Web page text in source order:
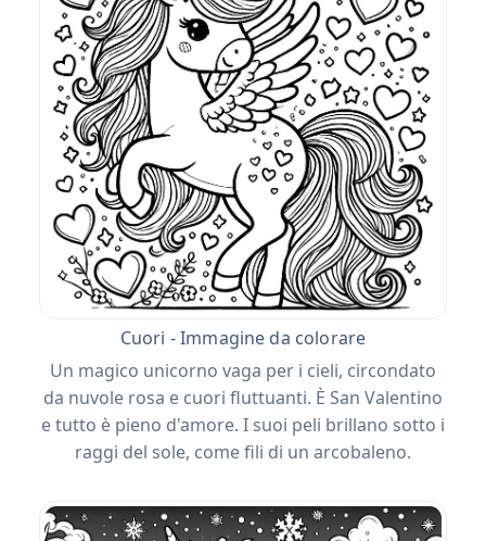
Cuori - Immagine da colorare
Un magico unicorno vaga per i cieli, circondato
da nuvole rosa e cuori fluttuanti. È San Valentino
e tutto è pieno d'amore. I suoi peli brillano sotto i
raggi del sole, come fili di un arcobaleno.